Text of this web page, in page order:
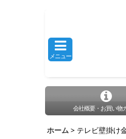
メニュー
会社概要・お買い物
ホーム >テレビ壁掛け